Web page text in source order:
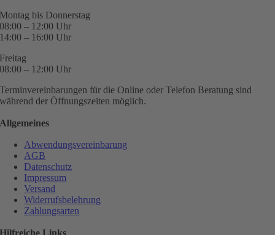
Montag bis Donnerstag
08:00 – 12:00 Uhr
14:00 – 16:00 Uhr
Freitag
08:00 – 12:00 Uhr
Terminvereinbarungen für die Online oder Telefon Beratung sind
während der Öffnungszeiten möglich.
Allgemeines
Abwendungsvereinbarung
AGB
Datenschutz
Impressum
Versand
Widerrufsbelehrung
Zahlungsarten
Hilfreiche Links